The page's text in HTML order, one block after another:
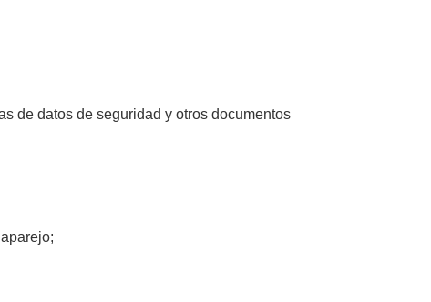
de datos de seguridad y otros documentos